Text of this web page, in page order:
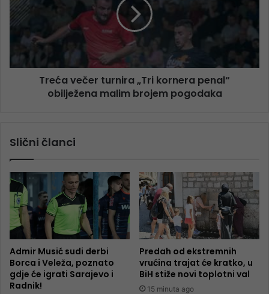
Treća večer turnira „Tri kornera penal“
obilježena malim brojem pogodaka
Slični članci
Admir Musić sudi derbi
Borca i Veleža, poznato
gdje će igrati Sarajevo i
Radnik!
Predah od ekstremnih
vrućina trajat će kratko, u
BiH stiže novi toplotni val
15 minuta ago